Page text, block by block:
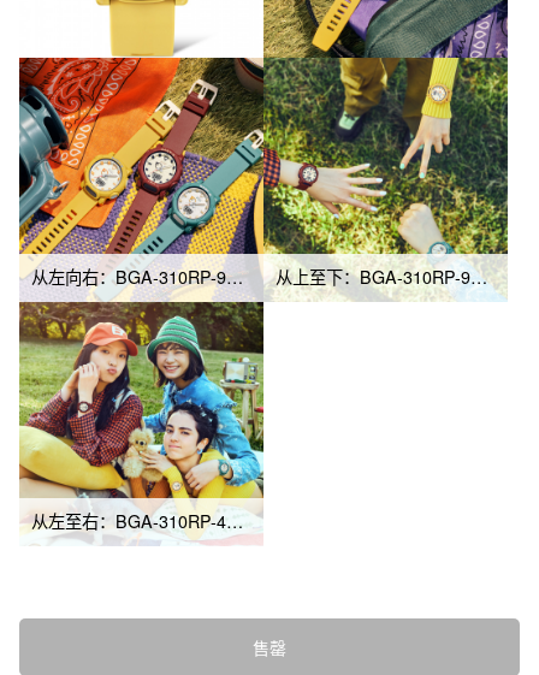
从左向右：BGA-310RP-9A、BGA-310RP-4A、BGA-310RP-3A 从上至下：BGA-310RP-9A、BGA-310RP-4A、BGA-310RP-3A
从左至右：BGA-310RP-4A、BGA-310RP-9A、BGA-310RP-3A
售罄